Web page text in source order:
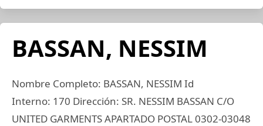
BASSAN, NESSIM
Nombre Completo: BASSAN, NESSIM Id
Interno: 170 Dirección: SR. NESSIM BASSAN C/O
UNITED GARMENTS APARTADO POSTAL 0302-03048